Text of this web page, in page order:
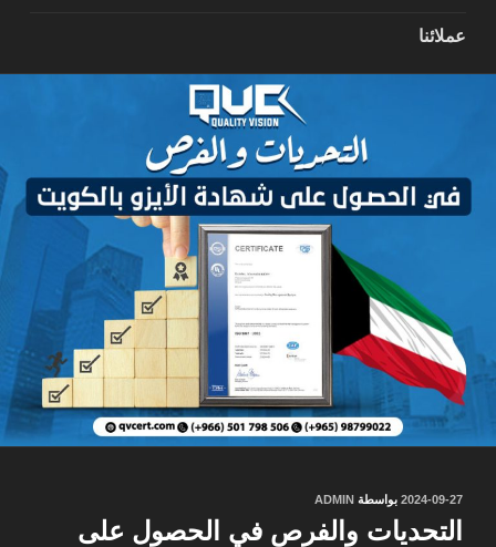
عملائنا
نُشر
في
2024-09-27 بواسطة ADMIN
التحديات والفرص في الحصول على